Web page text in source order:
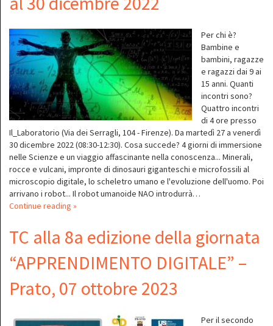
Per chi è?
Bambine e
bambini, ragazze
e ragazzi dai 9 ai
15 anni. Quanti
incontri sono?
Quattro incontri
di 4 ore presso
Il_Laboratorio (Via dei Serragli, 104 - Firenze). Da martedì 27 a venerdì
30 dicembre 2022 (08:30-12:30). Cosa succede? 4 giorni di immersione
nelle Scienze e un viaggio affascinante nella conoscenza... Minerali,
rocce e vulcani, impronte di dinosauri giganteschi e microfossili al
microscopio digitale, lo scheletro umano e l'evoluzione dell'uomo. Poi
arrivano i robot... Il robot umanoide NAO introdurrà…
Continue reading »
TC alla 8a edizione della giornata
“APPRENDIMENTO DIGITALE” –
Prato, 07 ottobre 2023
Per il secondo